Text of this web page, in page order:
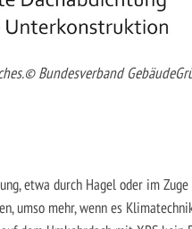
Bundesverband
etwa durch Hagel oder im
umso mehr, wenn es